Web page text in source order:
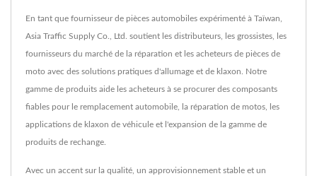
En tant que fournisseur de pièces automobiles expérimenté à Taïwan,
Asia Traffic Supply Co., Ltd. soutient les distributeurs, les grossistes, les
fournisseurs du marché de la réparation et les acheteurs de pièces de
moto avec des solutions pratiques d'allumage et de klaxon. Notre
gamme de produits aide les acheteurs à se procurer des composants
fiables pour le remplacement automobile, la réparation de motos, les
applications de klaxon de véhicule et l'expansion de la gamme de
produits de rechange.
Avec un accent sur la qualité, un approvisionnement stable et un